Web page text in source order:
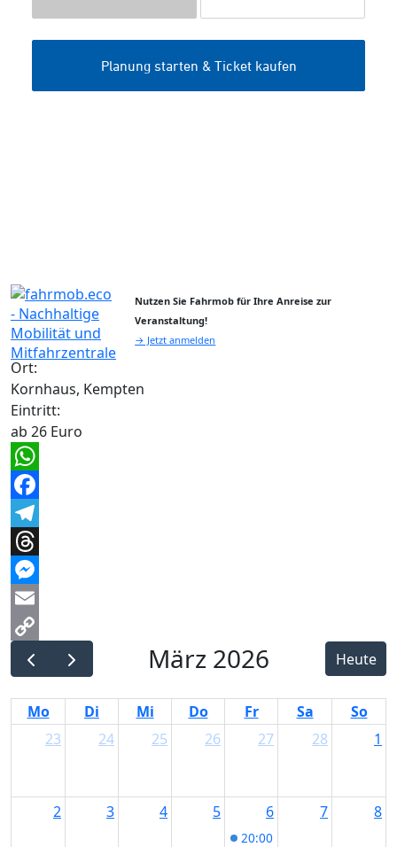
Nutzen Sie Fahrmob für Ihre Anreise zur
Veranstaltung!
→ Jetzt anmelden
Ort:
Kornhaus, Kempten
Eintritt:
ab 26 Euro
WhatsApp
Facebook
Telegram
Threads
Messenger
Email
Copy
Link
März 2026 Heute
Mo Di Mi Do Fr Sa
So
23
24 25 26 27 28 1
2 3 4 5 6
20:00
7 8